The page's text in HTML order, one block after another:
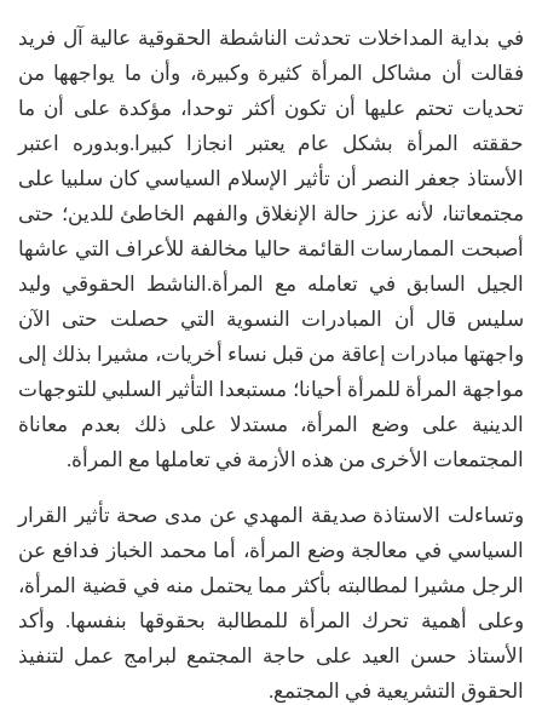
في بداية المداخلات تحدثت الناشطة الحقوقية عالية آل فريد
فقالت أن مشاكل المرأة كثيرة وكبيرة، وأن ما يواجهها من
تحديات تحتم عليها أن تكون أكثر توحدا، مؤكدة على أن ما
حققته المرأة بشكل عام يعتبر انجازا كبيرا.وبدوره اعتبر
الأستاذ جعفر النصر أن تأثير الإسلام السياسي كان سلبيا على
مجتمعاتنا، لأنه عزز حالة الإنغلاق والفهم الخاطئ للدين؛ حتى
أصبحت الممارسات القائمة حاليا مخالفة للأعراف التي عاشها
الجيل السابق في تعامله مع المرأة.الناشط الحقوقي وليد
سليس قال أن المبادرات النسوية التي حصلت حتى الآن
واجهتها مبادرات إعاقة من قبل نساء أخريات، مشيرا بذلك إلى
مواجهة المرأة للمرأة أحيانا؛ مستبعدا التأثير السلبي للتوجهات
الدينية على وضع المرأة، مستدلا على ذلك بعدم معاناة
المجتمعات الأخرى من هذه الأزمة في تعاملها مع المرأة.
وتساءلت الاستاذة صديقة المهدي عن مدى صحة تأثير القرار
السياسي في معالجة وضع المرأة، أما محمد الخباز فدافع عن
الرجل مشيرا لمطالبته بأكثر مما يحتمل منه في قضية المرأة،
وعلى أهمية تحرك المرأة للمطالبة بحقوقها بنفسها. وأكد
الأستاذ حسن العيد على حاجة المجتمع لبرامج عمل لتنفيذ
الحقوق التشريعية في المجتمع.